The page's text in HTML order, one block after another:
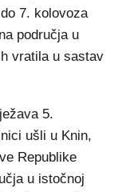
7. kolovoza
područja u
vratila u sastav
5.
ušli u Knin,
Republike
u istočnoj